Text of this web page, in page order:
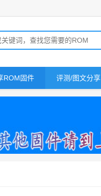
ROM固件 评测/图文分享